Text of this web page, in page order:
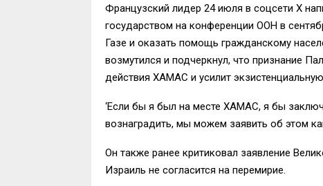
Французский лидер 24 июля в соцсети X
государством на конференции ООН в
Газе и оказать помощь гражданскому
возмутился и подчеркнул, что признание
действия ХАМАС и усилит
‘Если бы я был на месте ХАМАС, я бы
вознаградить, мы можем заявить об этом
Он также ранее критиковал заявление
Израиль не согласится на перемирие.